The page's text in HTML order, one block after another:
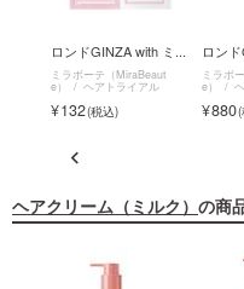
ロンドGINZA with ミ...
ミラボーテ（MiraBeaut
e） ヘアトライアル
132
ロン
ミラボ
e）
880
ヘアクリーム（ミルク） の商